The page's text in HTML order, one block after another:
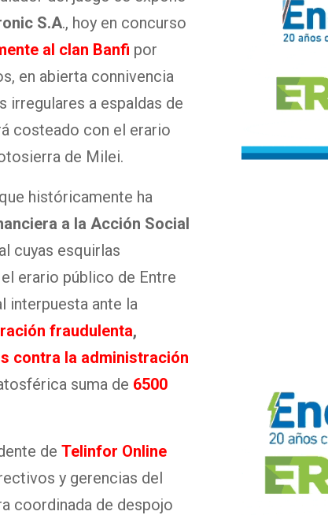
S.A., hoy en concurso
al clan Banfi por
en abierta connivencia
irregulares a espaldas de
costeado con el erario
de Milei.
históricamente ha
a la Acción Social
cuyas esquirlas
erario público de Entre
interpuesta ante la
fraudulenta,
contra la administración
suma de 6500
de Telinfor Online
y gerencias del
coordinada de despojo